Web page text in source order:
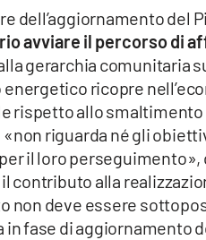
dell’aggiornamento del
avviare il percorso di
gerarchia comunitaria
ricopre
rispetto allo smaltimento
riguarda né gli
il loro perseguimento»,
contributo alla
non deve essere
in fase di aggiornamento